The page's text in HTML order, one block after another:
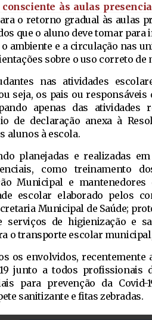
às aulas
o retorno gradual às aulas
que o aluno deve tomar para
ambiente e a circulação nas
sobre o uso correto de
nas atividades
seja, os pais ou
apenas das atividades
de declaração anexa à
alunos à escola.
planejadas e realizadas
como treinamento
Municipal e
escolar elaborado pelos
Municipal de Saúde;
serviços de higienização e
o transporte escolar
os envolvidos, recentemente
junto a todos profissionais
para prevenção da
sanitizante e fitas zebradas.